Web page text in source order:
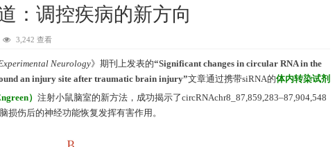
：调控疾病的新方向
3,242 查看
Neurology》期刊上发表的“Significant changes in circular RNA in the
an injury site after traumatic brain injury”文章通过携带siRNA的体内转染试剂
） 注射小鼠脑室的新方法，成功揭示了circRNAchr8_87,859,283–87,904,548
损伤后的神经功能恢复发挥有害作用。